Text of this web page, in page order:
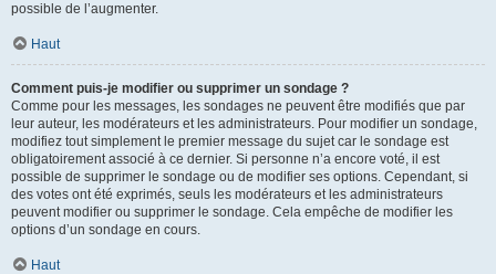
possible de l’augmenter.
Haut
Comment puis-je modifier ou supprimer un sondage ?
Comme pour les messages, les sondages ne peuvent être modifiés que par
leur auteur, les modérateurs et les administrateurs. Pour modifier un sondage,
modifiez tout simplement le premier message du sujet car le sondage est
obligatoirement associé à ce dernier. Si personne n’a encore voté, il est
possible de supprimer le sondage ou de modifier ses options. Cependant, si
des votes ont été exprimés, seuls les modérateurs et les administrateurs
peuvent modifier ou supprimer le sondage. Cela empêche de modifier les
options d’un sondage en cours.
Haut